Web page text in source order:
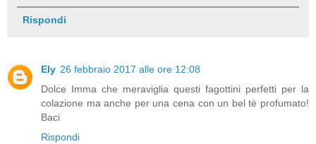
Rispondi
Ely 26 febbraio 2017 alle ore 12:08
Dolce Imma che meraviglia questi fagottini perfetti per la
colazione ma anche per una cena con un bel tè profumato!
Baci
Rispondi